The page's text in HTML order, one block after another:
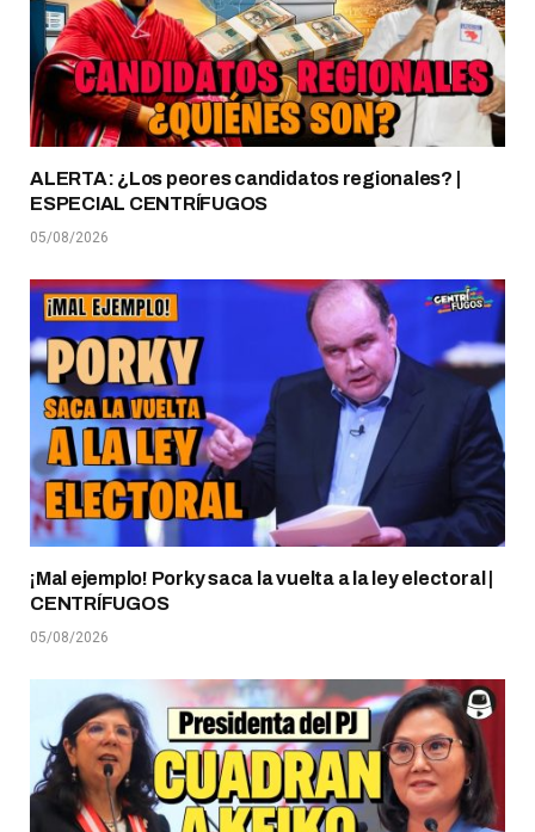
ALERTA: ¿Los peores candidatos regionales? |
ESPECIAL CENTRÍFUGOS
05/08/2026
¡Mal ejemplo! Porky saca la vuelta a la ley electoral |
CENTRÍFUGOS
05/08/2026